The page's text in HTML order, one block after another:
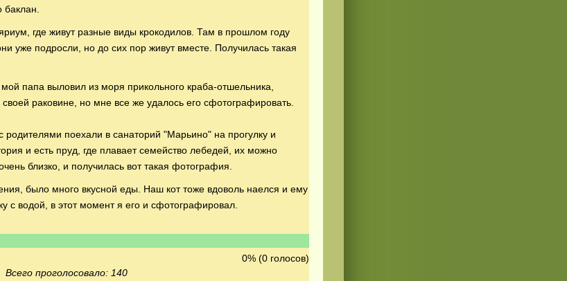
где живут разные виды крокодилов. Там в прошлом году
уже подросли, но до сих пор живут вместе. Получилась такая
папа выловил из моря прикольного краба-отшельника,
раковине, но мне все же удалось его сфотографировать.
поехали в санаторий "Марьино" на прогулку и
и есть пруд, где плавает семейство лебедей, их можно
близко, и получилась вот такая фотография.
было много вкусной еды. Наш кот тоже вдоволь наелся и ему
с водой, в этот момент я его и сфотографировал.
0% (0 голосов)
Всего проголосовало: 140